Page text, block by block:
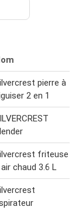
pierre à
2 en 1
friteuse
chaud 3.6 L